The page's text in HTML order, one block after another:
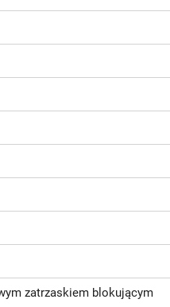
zatrzaskiem blokującym